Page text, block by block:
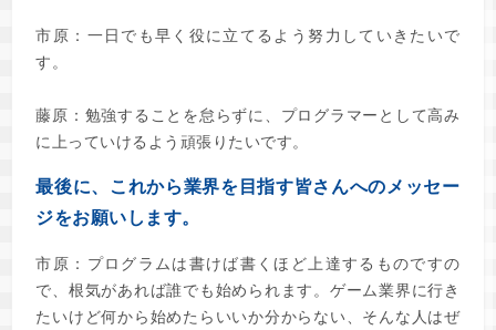
市原：一日でも早く役に立てるよう努力していきたいで
す。
藤原：勉強することを怠らずに、プログラマーとして高み
に上っていけるよう頑張りたいです。
最後に、これから業界を目指す皆さんへのメッセー
ジをお願いします。
市原：プログラムは書けば書くほど上達するものですの
で、根気があれば誰でも始められます。ゲーム業界に行き
たいけど何から始めたらいいか分からない、そんな人はぜ